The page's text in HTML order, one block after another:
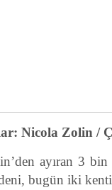
Nicola Zolin /
ayıran 3
bugün iki